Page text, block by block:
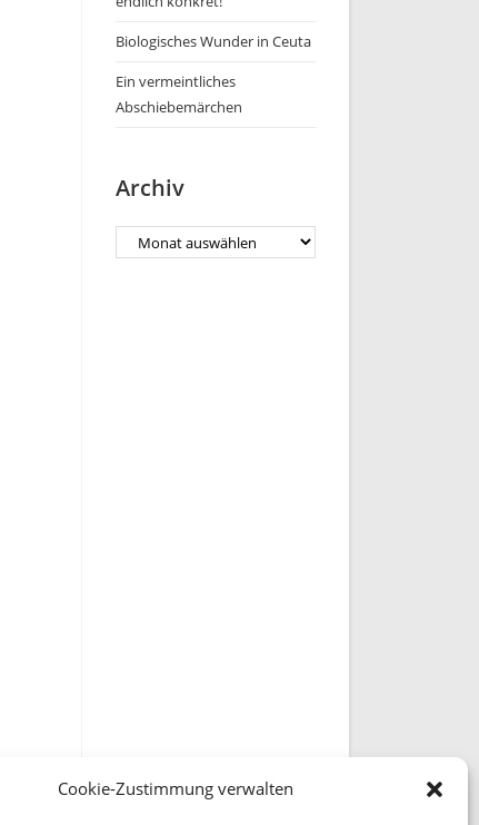
Cookie-Zustimmung verwalten
Biologisches Wunder in Ceuta
Ein vermeintliches
Abschiebemärchen
Archiv
Archiv